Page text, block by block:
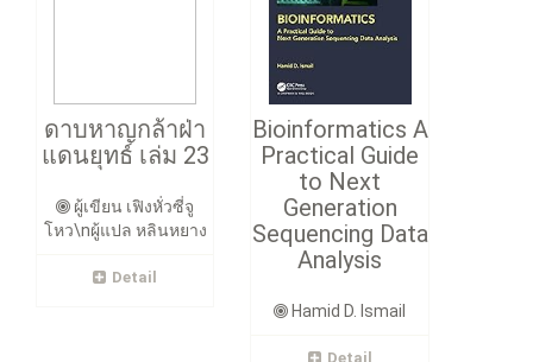
ดาบหาญกล้าฝ่า
แดนยุทธ์ เล่ม 23
ผู้เขียน เฟิงหั่วซี่จู
โหว\nผู้แปล หลินหยาง
Detail
Bioinformatics A
Practical Guide
to Next
Generation
Sequencing Data
Analysis
Hamid D. Ismail
Detail